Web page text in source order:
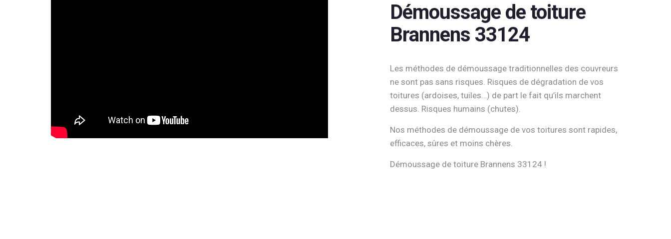
Démoussage de toiture
Brannens 33124
Les méthodes de démoussage traditionnelles des couvreurs
ne sont pas sans risques. Risques de dégradation de vos
toitures (ardoises, tuiles…) de part le fait qu’ils marchent
dessus. Risques humains (chutes).
Nos méthodes de démoussage de vos toitures sont rapides,
efficaces, sûres et moins chères.
Démoussage de toiture Brannens 33124 !